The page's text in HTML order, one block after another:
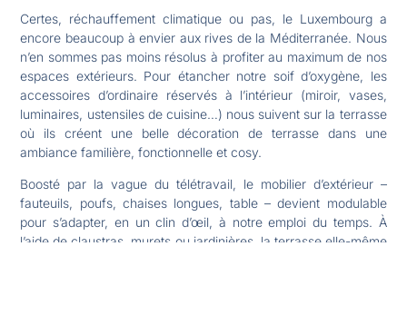
Certes, réchauffement climatique ou pas, le Luxembourg a
encore beaucoup à envier aux rives de la Méditerranée. Nous
n’en sommes pas moins résolus à profiter au maximum de nos
espaces extérieurs. Pour étancher notre soif d’oxygène, les
accessoires d’ordinaire réservés à l’intérieur (miroir, vases,
luminaires, ustensiles de cuisine…) nous suivent sur la terrasse
où ils créent une belle décoration de terrasse dans une
ambiance familière, fonctionnelle et cosy.
Boosté par la vague du télétravail, le mobilier d’extérieur –
fauteuils, poufs, chaises longues, table – devient modulable
pour s’adapter, en un clin d’œil, à notre emploi du temps. À
l’aide de claustras, murets ou jardinières, la terrasse elle-même